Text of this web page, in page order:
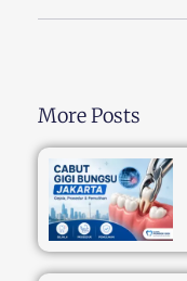
More Posts